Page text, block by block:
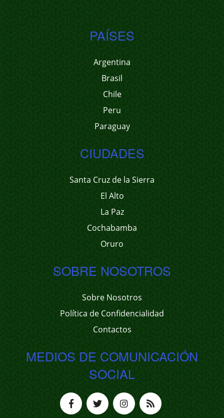
PAÍSES
Argentina
Brasil
Chile
Peru
Paraguay
CIUDADES
Santa Cruz de la Sierra
El Alto
La Paz
Cochabamba
Oruro
SOBRE NOSOTROS
Sobre Nosotros
Política de Confidencialidad
Contactos
MEDIOS DE COMUNICACIÓN
SOCIAL